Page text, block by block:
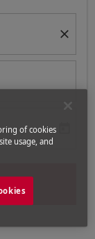
close
date-aria-label
of cookies
usage, and